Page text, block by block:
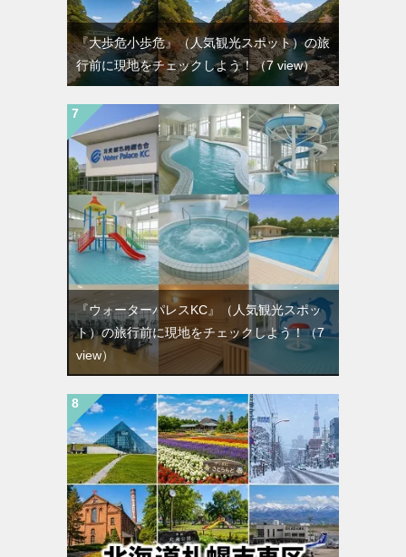
『大歩危小歩危』（人気観光スポット）の旅
行前に現地をチェックしよう！（7 view）
『ウォーターパレスKC』（人気観光スポッ
ト）の旅行前に現地をチェックしよう！（7
view）